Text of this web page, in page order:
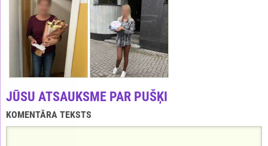
JŪSU ATSAUKSME PAR PUŠĶI
KOMENTĀRA TEKSTS